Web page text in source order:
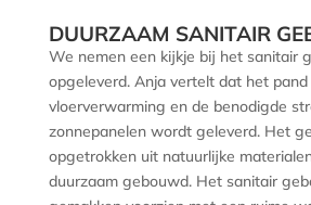
DUURZAAM SANITAIR
We nemen een kijkje bij het sanitair
opgeleverd. Anja vertelt dat het
vloerverwarming en de benodigde
zonnepanelen wordt geleverd. Het
opgetrokken uit natuurlijke
duurzaam gebouwd. Het sanitair